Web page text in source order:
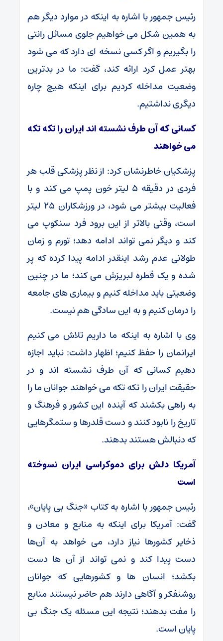
رئیس جمهور با اشاره به اینکه در موارد دیگر هم
به همین شکل می خواهیم جلوی مسائل رانتی
را بگیریم و اگر کسی نسخه ای دارد که می شود
بهتر عمل کرد ارائه کند، گفت: ما در بدترین
وضعیت مداخله کردیم برای اینکه هیچ چاره
دیگری نداشتیم.
کسانی که آن طرف نشسته اند ایران را تکه تکه
می خواهند
پزشکیان خاطرنشان کرد: از نظر پزشکی قلب هر
فردی در دقیقه ۵ لیتر خون پمپ می کند و با
فعالیت بیشتر می شود، در ورزشکاران ۲۵ لیتر
است، وقتی بالاتر از این برود فرد سنکوپ می
کند و دیگر نمی تواند ادامه دهد؛ تورم و زمان
طولانی عدم رشد اینقدر ادامه پیدا کرده که پر
شده و یک قطره لبریزش می کند؛ ما در چنین
وضعیتی باید مداخله کنیم و بیماری های جامعه
را درمان کنیم و به این سادگی هم نیست.
وی با اشاره به اینکه ما داریم تلاش می کنیم
ایرانمان را حفظ کنیم؛ اظهار داشت: نباید اجازه
دهیم کسانی که آن طرف نشسته اند و در
حقیقت ایران را تکه تکه می خواهند جوانان ما را
به راهی بکشند که آینده این کشور و فرهنگ و
تاریخ را نابود کنند و دست قلدرها و ستمگرهایی
که دنبالش هستند بدهند.
آمریکا دلش برای دموکراسی ایران نسوخته
است
رئیس جمهور با اشاره به کتاب «جنگ بی پایان»،
گفت: آمریکا برای اینکه به منابع و معادن و
ذخایر کشورها نیاز دارد، می خواهد به آن‌ها
دست پیدا کند و نمی تواند از آن ها دست
بکشد؛ انسان ها و کشورهایی که جوانان
روشنفکر و آگاهی دارند هم حاضر نیستند منابع
را مفت بدهند؛ نتیجه این مسئله یک جنگ بی
پایان است.